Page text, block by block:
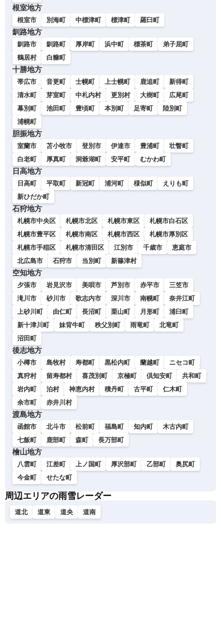
根室地方
根室市 別海町 中標津町 標津町 羅臼町
釧路地方
釧路市 釧路町 厚岸町 浜中町 標茶町
弟子屈町
鶴居村
白糠町
十勝地方
帯広市 音更町 士幌町 上士幌町 鹿追町
新得町
清水町
芽室町 中札内村 更別村 大樹町
広尾町
幕別町
池田町 豊頃町 本別町 足寄町
陸別町
浦幌町
胆振地方
室蘭市 苫小牧市 登別市 伊達市 豊浦町
壮瞥町
白老町
厚真町 洞爺湖町 安平町 むかわ町
日高地方
日高町 平取町 新冠町 浦河町 様似町
えりも町
新ひだか町
石狩地方
札幌市中央区 札幌市北区 札幌市東区
札幌市白石区
札幌市豊平区
札幌市南区 札幌市西区
札幌市厚別区
札幌市手稲区
札幌市清田区 江別市 千歳市
恵庭市
北広島市
石狩市 当別町 新篠津村
空知地方
夕張市 岩見沢市 美唄市 芦別市 赤平市
三笠市
滝川市
砂川市 歌志内市 深川市 南幌町
奈井江町
上砂川町
由仁町 長沼町 栗山町 月形町
浦臼町
新十津川町
妹背牛町 秩父別町 雨竜町
北竜町
沼田町
後志地方
小樽市 島牧村 寿都町 黒松内町 蘭越町
ニセコ町
真狩村
留寿都村 喜茂別町 京極町 倶知安町
共和町
岩内町
泊村 神恵内村 積丹町 古平町
仁木町
余市町
赤井川村
渡島地方
函館市 北斗市 松前町 福島町 知内町
木古内町
七飯町
鹿部町 森町 長万部町
檜山地方
八雲町 江差町 上ノ国町 厚沢部町 乙部町
奥尻町
今金町
せたな町
周辺エリアの雨雪レーダー
道北 道東 道央 道南